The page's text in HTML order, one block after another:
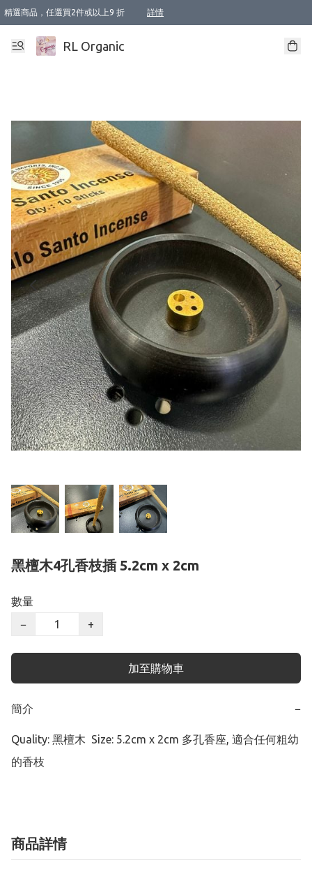
精選商品，任選買2件或以上9 折 詳情
XI周年優惠【新品自由選2件88折/3件85折】
XI周年優惠【Chakra 脈輪平衡自由選2件9折/3件85折/5件8折】
Florame 肌底自由選 2支9折 3支85折
XI周年優惠【蟲蟲退散 · 防衛結界﹞系列2件9折】
Sunki 任選2件95折
BIOFFICINA TOSCANA 任選2支9折 3支85折
Lamav 任選1件9折 2件85折
Mukti Organics 指定產品任選1件9折, 2件88折 3件85折
Intelligent Nutrients Skincare 任選2件9折
deodorant 任選2件88折
化妝品 任選2件95折
XI周年優惠【身心靈單品 任選2件9折/3件85折/5件8折】
XI周年優惠 【精油/香水 任選2件9折/3件85折/5件8折】
XI周年優惠【「關節到肌膚」全效養護 BODY OIL 組2件88折/3件85折】
XI周年優惠【夏日有機物理防曬套裝2件88折】
XI周年優惠【夏日潔面隨意選2件88折/3件85折】
XI周年優惠【逆齡奇蹟抗氧 11 自由選2件88折/3件85折/4件或以上8折】
新會員首次購物即享全單 95 折優惠！
成為VIP / VVIP 可享有生日月現金扣減獎賞優惠 !! 記得去賬户資料填上生日日期啦 !
選用順豐速運，滿$500 免運費
本地速遞 京東 送住宅/ 工商地址 $400 免運費
澳門訂單選用順豐速運，滿$800 免運費
RL Organic
黑檀木4孔香枝插 5.2cm x 2cm
數量
−
+
加至購物車
簡介 −
Quality: 黑檀木  Size: 5.2cm x 2cm 多孔香座, 適合任何粗幼
的香枝
商品詳情